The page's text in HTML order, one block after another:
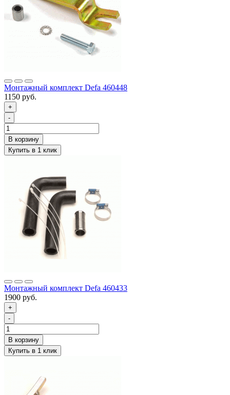
Монтажный комплект Defa 460448
1150 руб.
+
-
Монтажный комплект Defa 460433
1900 руб.
+
-